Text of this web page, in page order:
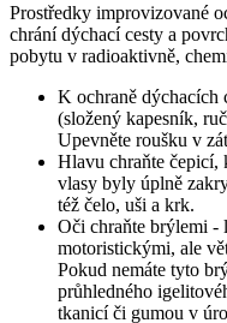
Prostředky improvizované
chrání dýchací cesty a
pobytu v radioaktivně,
K ochraně dýchacích
(složený kapesník,
Upevněte roušku v
Hlavu chraňte čepicí,
vlasy byly úplně
též čelo, uši a krk.
Oči chraňte brýlemi -
motoristickými, ale
Pokud nemáte tyto
průhledného
tkanicí či gumou v